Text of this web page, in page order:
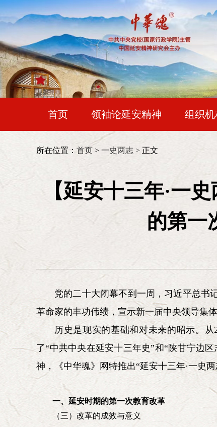
首页 领袖论延安精神 组织机
会长： 王晨
常务副会长兼秘书长： 靳诺（女）
第六届研究会咨询委员会委员：
张全景 逄先知 刘京 储波 朱佳木 张启华(
黄晴宜(女) 李德水 张保庆 沙健孙 梁柱 王
所在位置： 首页 > 一史两志 > 正文
【延安十三年·一
的第一
党的二十大闭幕不到一周，习近平总书
革命家的丰功伟绩，宣示新一届中央领导集
历史是现实的基础和对未来的昭示。
了“中共中央在延安十三年史”和“陕甘宁边
神，《中华魂》网特推出“延安十三年·一史两
一、延安时期的第一次教育改革
（三）改革的成效与意义